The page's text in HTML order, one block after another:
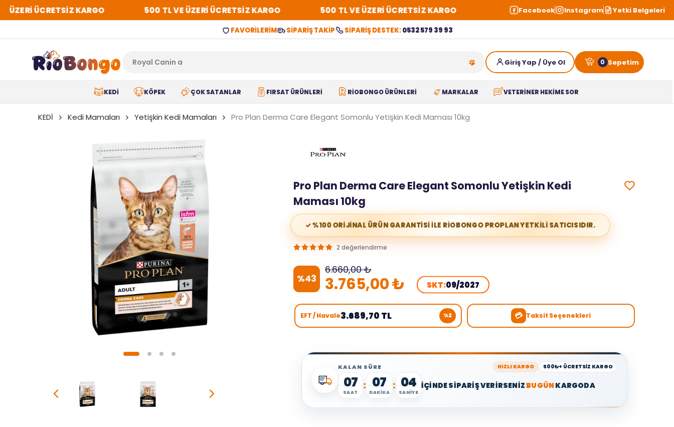
ÜCRETSİZ KARGO 500 TL VE ÜZERİ ÜCRETSİZ KARGO 500 TL VE ÜZERİ ÜCRETSİZ KARGO Facebook Instagram Yetki Belgeleri
FAVORİLERİM SİPARİŞ TAKİP SİPARİŞ DESTEK:0532 579 39 93
KEDİ KÖPEK ÇOK SATANLAR FIRSAT ÜRÜNLERİ RİOBONGO ÜRÜNLERİ MARKALAR VETERİNER HEKİME SOR
0
KEDİ Kedi Mamaları Yetişkin Kedi Mamaları Pro Plan Derma Care Elegant Somonlu Yetişkin Kedi Maması 10kg
Pro Plan Derma Care Elegant Somonlu Yetişkin Kedi
Maması 10kg
✓ %100 ORİJİNAL ÜRÜN GARANTİSİ İLE RİOBONGO PROPLAN YETKİLİ SATICISIDIR.
2 değerlendirme
%43
6.660,00 ₺
3.765,00 ₺ SKT:09/2027
EFT / Havale3.689,70 TL %2 💳 Taksit Seçenekleri
KALAN SÜRE HIZLI KARGO 500₺+ ÜCRETSİZ KARGO
07
SAAT
: 07
DAKİKA
: 03
SANİYE
İÇİNDE SİPARİŞ VERİRSENİZ BUGÜNKARGODA